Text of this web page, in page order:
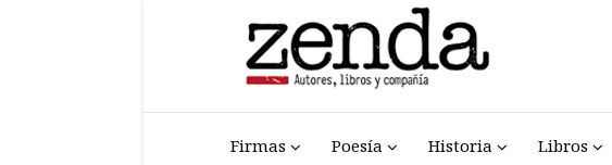
Firmas Poesía Historia Libros